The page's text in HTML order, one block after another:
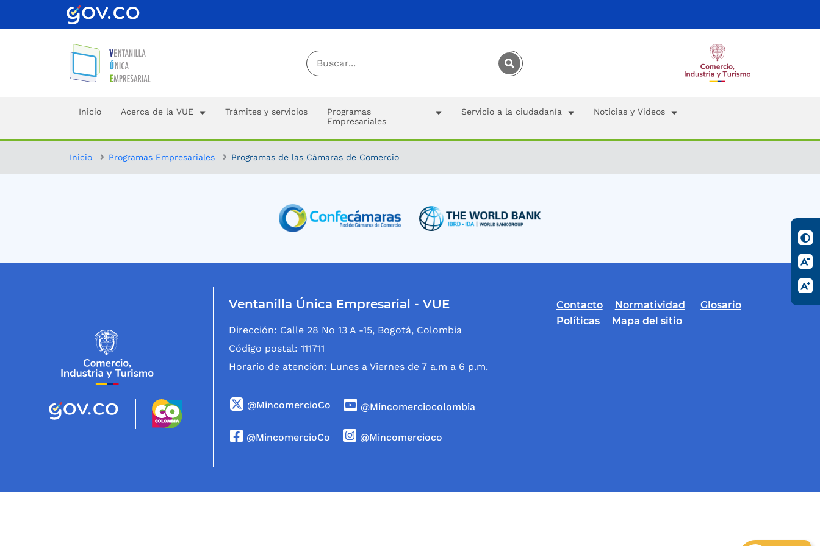
Inicio Acerca de la VUE Trámites y servicios
Programas
Empresariales
Servicio a la ciudadanía Noticias y Videos
Inicio Programas Empresariales Programas de las Cámaras de Comercio
Ventanilla Única Empresarial - VUE
Dirección: Calle 28 No 13 A -15, Bogotá, Colombia
Código postal: 111711
Horario de atención: Lunes a Viernes de 7 a.m a 6 p.m.
@MincomercioCo @Mincomerciocolombia
@MincomercioCo @Mincomercioco
Contacto Normatividad
Glosario
Políticas
Mapa del sitio